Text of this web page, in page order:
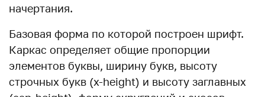
начертания.
Базовая форма по которой построен шрифт.
Каркас определяет общие пропорции
элементов буквы, ширину букв, высоту
строчных букв (x-height) и высоту заглавных